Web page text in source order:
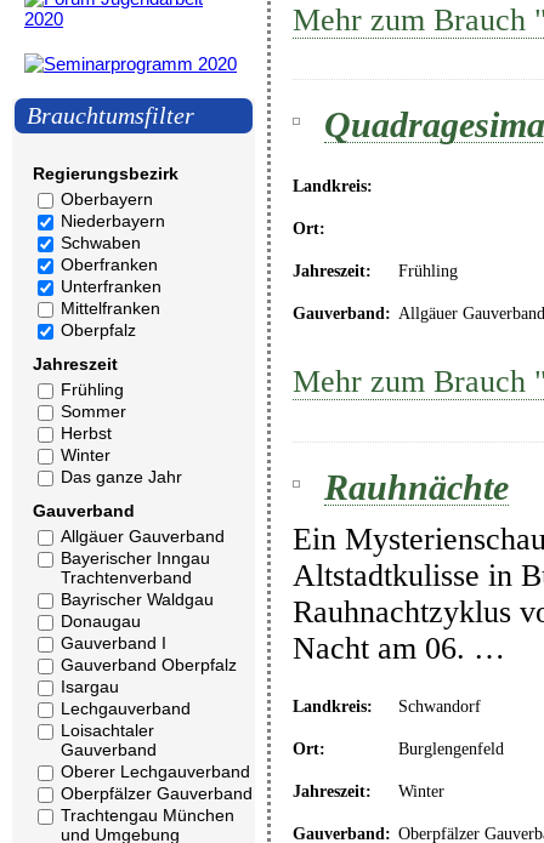
Brauchtumsfilter
Regierungsbezirk
Oberbayern
Niederbayern
Schwaben
Oberfranken
Unterfranken
Mittelfranken
Oberpfalz
Jahreszeit
Frühling
Sommer
Herbst
Winter
Das ganze Jahr
Gauverband
Allgäuer Gauverband
Bayerischer Inngau
Trachtenverband
Bayrischer Waldgau
Donaugau
Gauverband I
Gauverband Oberpfalz
Isargau
Lechgauverband
Loisachtaler
Gauverband
Oberer Lechgauverband
Oberpfälzer Gauverband
Trachtengau München
und Umgebung
Mehr zum Brauch
Quadragesima
Landkreis:
Ort:
Jahreszeit: Frühling
Gauverband: Allgäuer Gauverband
Mehr zum Brauch
Rauhnächte
Ein
Altstadtkulisse in
Rauhnachtzyklus
Nacht am 06. …
Landkreis: Schwandorf
Ort: Burglengenfeld
Jahreszeit: Winter
Gauverband: Oberpfälzer